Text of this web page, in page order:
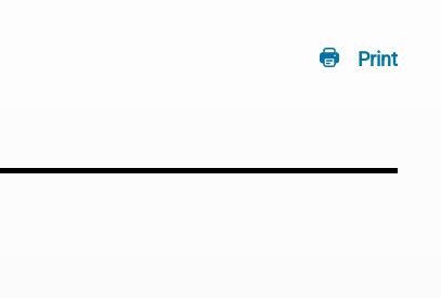
Print